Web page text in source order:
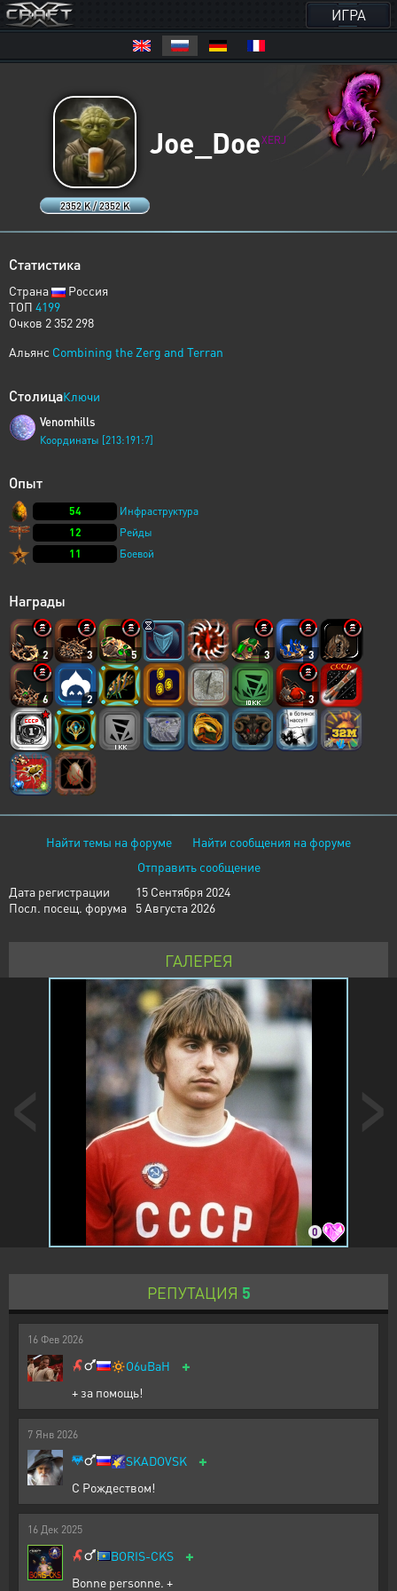
ИГРА
2352 K / 2352 K
Joe_DoeXERJ
Статистика
Страна
Россия
ТОП 4199
Очков 2 352 298
Альянс Combining the Zerg and Terran
СтолицаКлючи
Venomhills
Координаты [213:191:7]
Опыт
54
Инфраструктура
12
Рейды
11
Боевой
Награды
2 3 5 3 3
6 2 3
Найти темы на форуме
Найти сообщения на форуме
Отправить сообщение
Дата регистрации
15 Сентября 2024
Посл. посещ. форума
5 Августа 2026
ГАЛЕРЕЯ
0
РЕПУТАЦИЯ 5
16 Фев 2026
🔅O6uBaH +
+ за помощь!
7 Янв 2026
🌠SKADOVSK +
С Рождеством!
16 Дек 2025
BORIS-CKS +
Bonne personne. +